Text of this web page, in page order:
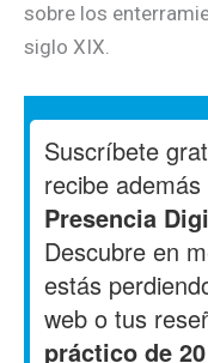
sobre los
siglo XIX.